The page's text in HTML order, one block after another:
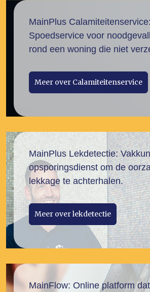
MainPlus Calamiteitenservice:
Spoedservice voor
rond een woning die niet
Meer over Calamiteitenservice
MainPlus Lekdetectie:
opsporingsdienst om de
lekkage te achterhalen.
Meer over lekdetectie
MainFlow: Online platform